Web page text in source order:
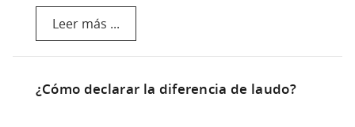
Leer más ...
¿Cómo declarar la diferencia de laudo?